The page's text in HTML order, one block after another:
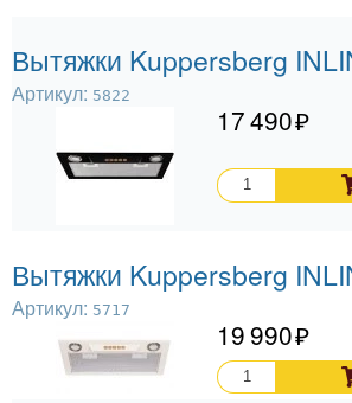
Вытяжки Kuppersberg
Артикул: 5822
17 490
Вытяжки Kuppersberg
Артикул: 5717
19 990